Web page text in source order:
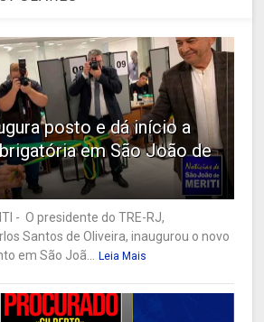
posto e dá início a
em São João de
- O presidente do TRE-RJ,
Santos de Oliveira, inaugurou o novo
em São Joã... Leia Mais